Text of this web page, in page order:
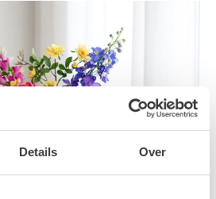
Details Over